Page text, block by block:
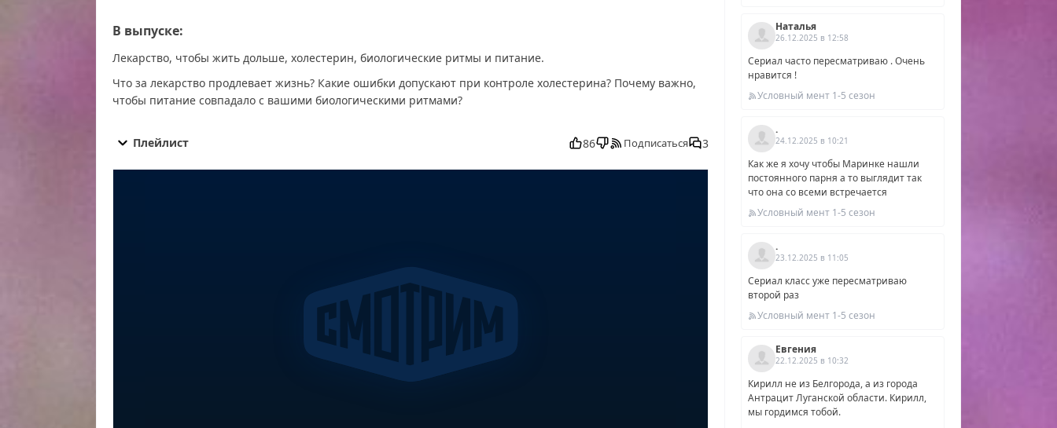
В выпуске:
Лекарство, чтобы жить дольше, холестерин, биологические ритмы и питание.
Что за лекарство продлевает жизнь? Какие ошибки допускают при контроле холестерина? Почему важно,
чтобы питание совпадало с вашими биологическими ритмами?
Доктор Мясников от 13.09.2025 последний выпуск, смотреть Доктор Мясников от 13.09.2025 последний выпуск,
Мясников от 13.09.2025 эфир, Доктор Мясников от 13.09.2025 прямо сейчас, Доктор Мясников от 13.09.2025
Плейлист 86 Подписаться 3
Наталья
26.12.2025 в 12:58
Сериал часто пересматриваю . Очень
нравится !
Условный мент 1-5 сезон
.
24.12.2025 в 10:21
Как же я хочу чтобы Маринке нашли
постоянного парня а то выглядит так
что она со всеми встречается
Условный мент 1-5 сезон
.
23.12.2025 в 11:05
Сериал класс уже пересматриваю
второй раз
Условный мент 1-5 сезон
Евгения
22.12.2025 в 10:32
Кирилл не из Белгорода, а из города
Антрацит Луганской области. Кирилл,
мы гордимся тобой.